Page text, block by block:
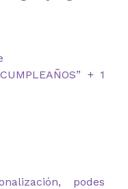
+ 1
podes